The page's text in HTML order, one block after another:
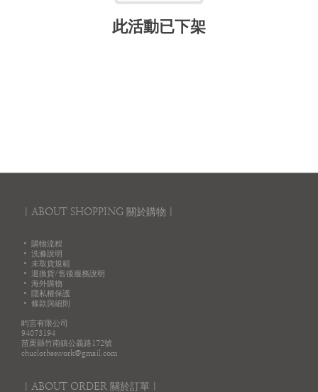
此活動已下架
｜ABOUT SHOPPING 關於購物｜
• 購物流程
• 洗滌說明
• 未取貨規範
• 退換貨/售後服務說明
• 海外購物
• 隱私權保護
• 條款與細則
畇言有限公司
94073194
苗栗縣竹南鎮公義路172號
chuclotheswork@gmail.com
｜ABOUT ORDER 關於訂單｜